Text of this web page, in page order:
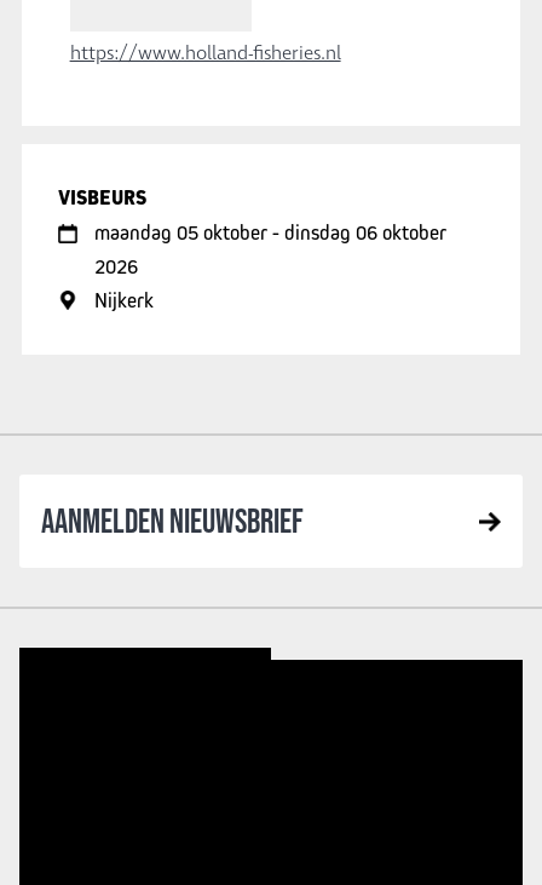
https://www.holland-fisheries.nl
VISBEURS
maandag 05 oktober - dinsdag 06 oktober
2026
Nijkerk
AANMELDEN NIEUWSBRIEF